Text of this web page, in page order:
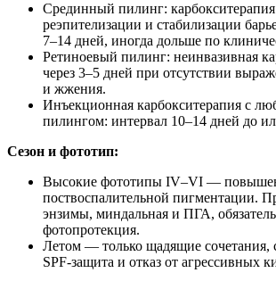
Срединный пилинг:
реэпителизации и стабилизации
7–14 дней, иногда дольше по
Ретиноевый пилинг: неинвазивная
через 3–5 дней при отсутствии
и жжения.
Инъекционная карбокситерапия с
пилингом: интервал 10–14 дней до
Сезон и фототип:
Высокие фототипы IV–VI —
поствоспалительной пигментации.
энзимы, миндальная и ПГА,
фотопротекция.
Летом — только щадящие сочетания,
SPF‑защита и отказ от агрессивных